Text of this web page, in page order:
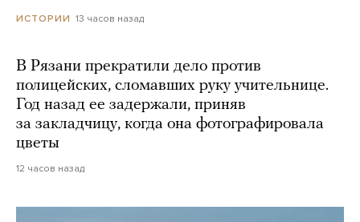
ИСТОРИИ 13 часов назад
В Рязани прекратили дело против
полицейских, сломавших руку учительнице.
Год назад ее задержали, приняв
за закладчицу, когда она фотографировала
цветы
12 часов назад